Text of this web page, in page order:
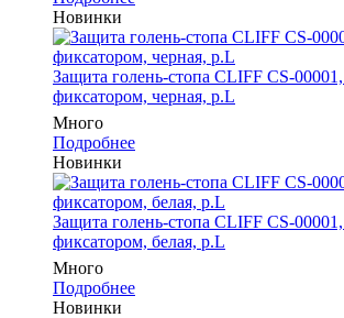
Новинки
Защита голень-стопа CLIFF CS-00001,
фиксатором, черная, р.L
Много
Подробнее
Новинки
Защита голень-стопа CLIFF CS-00001,
фиксатором, белая, р.L
Много
Подробнее
Новинки